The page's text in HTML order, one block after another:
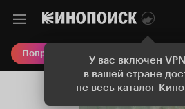
У вас включен
в вашей стране
не весь каталог
Попробовать Плюс